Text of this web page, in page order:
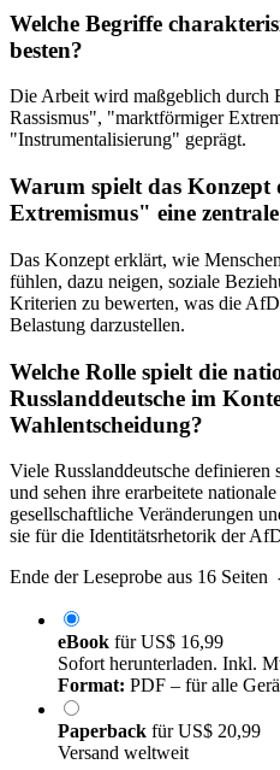
Welche Begriffe
besten?
Die Arbeit wird maßgeblich durch
Rassismus", "marktförmiger
"Instrumentalisierung" geprägt.
Warum spielt das
Extremismus" eine
Das Konzept erklärt, wie
fühlen, dazu neigen, soziale
Kriterien zu bewerten, was die
Belastung darzustellen.
Welche Rolle spielt die
Russlanddeutsche im
Wahlentscheidung?
Viele Russlanddeutsche
und sehen ihre erarbeitete
gesellschaftliche Veränderungen
sie für die Identitätsrhetorik der
Ende der Leseprobe aus 16 Seiten
eBook fürUS$ 16,99
Sofort herunterladen. Inkl.
Format: PDF – für alle
Paperback fürUS$ 20,99
Versand weltweit